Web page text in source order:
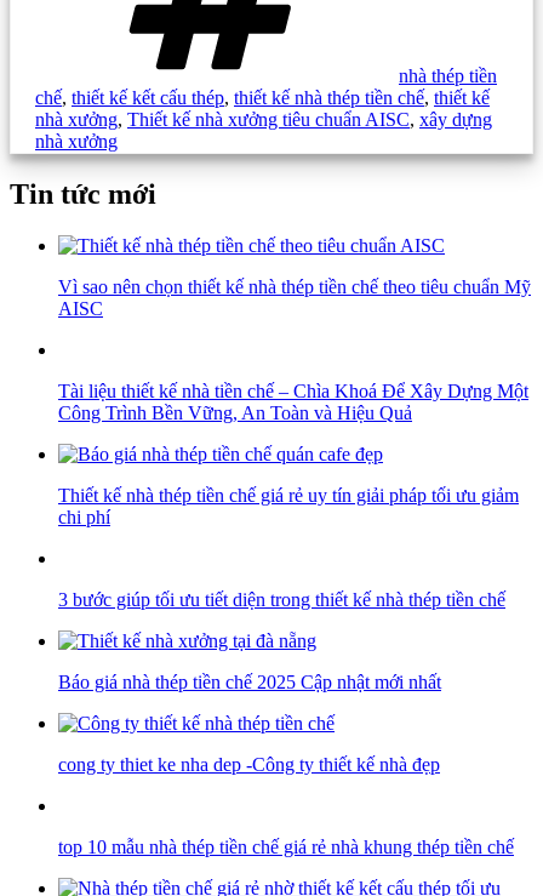
nhà thép tiền
chế, thiết kế kết cấu thép, thiết kế nhà thép tiền chế, thiết kế
nhà xưởng, Thiết kế nhà xưởng tiêu chuẩn AISC, xây dựng
nhà xưởng
Tin tức mới
Vì sao nên chọn thiết kế nhà thép tiền chế theo tiêu chuẩn Mỹ
AISC
Tài liệu thiết kế nhà tiền chế – Chìa Khoá Để Xây Dựng Một
Công Trình Bền Vững, An Toàn và Hiệu Quả
Thiết kế nhà thép tiền chế giá rẻ uy tín giải pháp tối ưu giảm
chi phí
3 bước giúp tối ưu tiết diện trong thiết kế nhà thép tiền chế
Báo giá nhà thép tiền chế 2025 Cập nhật mới nhất
cong ty thiet ke nha dep -Công ty thiết kế nhà đẹp
top 10 mẫu nhà thép tiền chế giá rẻ nhà khung thép tiền chế